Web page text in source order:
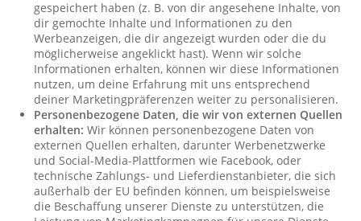
gespeichert haben (z. B. von dir angesehene Inhalte, von
dir gemochte Inhalte und Informationen zu den
Werbeanzeigen, die dir angezeigt wurden oder die du
möglicherweise angeklickt hast). Wenn wir solche
Informationen erhalten, können wir diese Informationen
nutzen, um deine Erfahrung mit uns entsprechend
deiner Marketingpräferenzen weiter zu personalisieren.
Personenbezogene Daten, die wir von externen Quellen
erhalten: Wir können personenbezogene Daten von
externen Quellen erhalten, darunter Werbenetzwerke
und Social-Media-Plattformen wie Facebook, oder
technische Zahlungs- und Lieferdienstanbieter, die sich
außerhalb der EU befinden können, um beispielsweise
die Beschaffung unserer Dienste zu unterstützen, die